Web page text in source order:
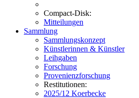
Compact-Disk:
Mitteilungen
Sammlung
Sammlungskonzept
Künstlerinnen & Künstler
Leihgaben
Forschung
Provenienzforschung
Restitutionen:
2025/12 Koerbecke